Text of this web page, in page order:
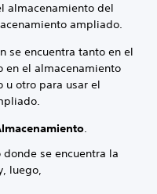
almacenamiento del
ampliado.
se encuentra tanto en el
en el almacenamiento
otro para usar el
.
se encuentra la
luego,